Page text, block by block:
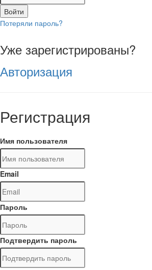
Войти
Потеряли пароль?
Уже зарегистрированы?
Авторизация
Регистрация
Имя пользователя
Email
Пароль
Подтвердить пароль